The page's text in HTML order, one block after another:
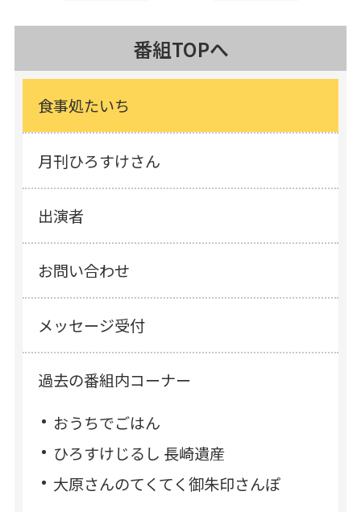
番組TOPへ
食事処たいち
月刊ひろすけさん
出演者
お問い合わせ
メッセージ受付
過去の番組内コーナー
おうちでごはん
ひろすけじるし 長崎遺産
大原さんのてくてく御朱印さんぽ